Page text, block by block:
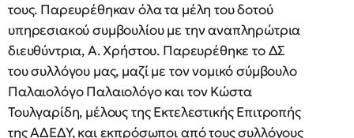
τους. Παρευρέθηκαν όλα τα μέλη του δοτού
υπηρεσιακού συμβουλίου με την αναπληρώτρια
διευθύντρια, Α. Χρήστου. Παρευρέθηκε το ΔΣ
του συλλόγου μας, μαζί με τον νομικό σύμβουλο
Παλαιολόγο Παλαιολόγο και τον Κώστα
Τουλγαρίδη, μέλους της Εκτελεστικής Επιτροπής
της ΑΔΕΔΥ, και εκπρόσωποι από τους συλλόγους